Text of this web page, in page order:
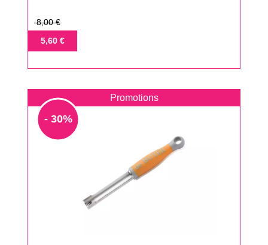
Prix
8,00 €
Prix5,60 €
Promotions
- 30%